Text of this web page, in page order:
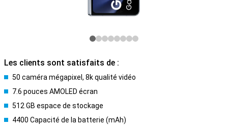
Les clients sont satisfaits de :
50 caméra mégapixel, 8k qualité vidéo
7.6 pouces AMOLED écran
512 GB espace de stockage
4400 Capacité de la batterie (mAh)